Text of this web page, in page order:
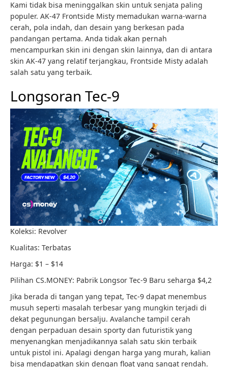
Kami tidak bisa meninggalkan skin untuk senjata paling
populer. AK-47 Frontside Misty memadukan warna-warna
cerah, pola indah, dan desain yang berkesan pada
pandangan pertama. Anda tidak akan pernah
mencampurkan skin ini dengan skin lainnya, dan di antara
skin AK-47 yang relatif terjangkau, Frontside Misty adalah
salah satu yang terbaik.
Longsoran Tec-9
Koleksi: Revolver
Kualitas: Terbatas
Harga: $1 – $14
Pilihan CS.MONEY: Pabrik Longsor Tec-9 Baru seharga $4,2
Jika berada di tangan yang tepat, Tec-9 dapat menembus
musuh seperti masalah terbesar yang mungkin terjadi di
dekat pegunungan bersalju. Avalanche tampil cerah
dengan perpaduan desain sporty dan futuristik yang
menyenangkan menjadikannya salah satu skin terbaik
untuk pistol ini. Apalagi dengan harga yang murah, kalian
bisa mendapatkan skin dengan float yang sangat rendah.